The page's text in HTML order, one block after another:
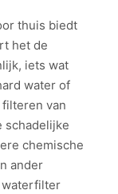
thuis biedt
het de
iets wat
water of
van
schadelijke
chemische
ander
waterfilter